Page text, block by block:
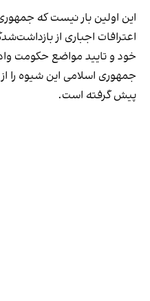
این اولین بار نیست که
اعترافات اجباری از
خود و تایید مواضع حکومت
جمهوری اسلامی این شیوه را از
پیش گرفته است.